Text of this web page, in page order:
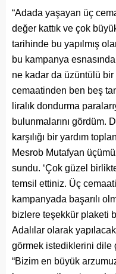
“Adada yaşayan üç
değer kattık ve çok
tarihinde bu yapılmış
bu kampanya
ne kadar da üzüntülü
cemaatinden ben beş
liralık dondurma
bulunmalarını gördüm.
karşılığı bir yardım
Mesrob Mutafyan
sundu. ‘Çok güzel
temsil ettiniz. Üç
kampanyada başarılı
bizlere teşekkür plaketi
Adalılar olarak yapılacak
görmek istediklerini dile
“Bizim en büyük arzumuz